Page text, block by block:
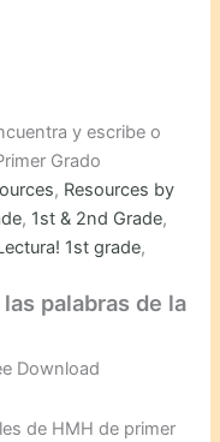
y escribe o
Grado
, Resources by
, 1st & 2nd Grade,
1st grade,
palabras de la
Download
de HMH de primer